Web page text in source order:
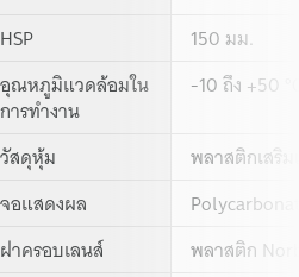
HSP
150 มม.
อุณหภูมิแวดล้อมใน
การทำงาน
-10 ถึง +50
วัสดุหุ้ม
พลาสติกเสริ
จอแสดงผล
ฝาครอบเลนส์
พลาสติก